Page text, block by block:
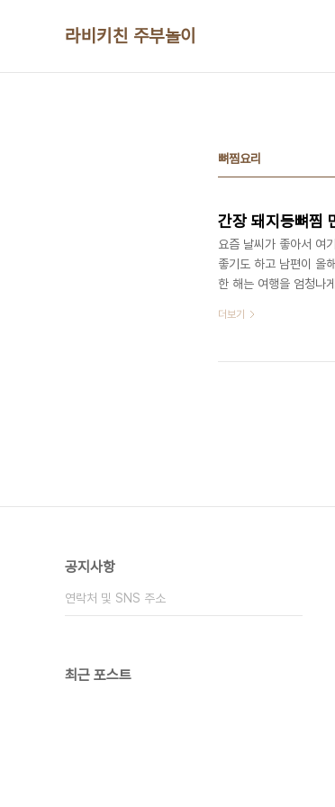
라비키친 주부놀이
뼈찜요리
간장 돼지등뼈찜
요즘 날씨가 좋아서 여
좋기도 하고 남편이 올
한 해는 여행을 엄청나
하나인데 6천원의 행
맛술 1/2컵, 간 마늘 2
더보기
공지사항
연락처 및 SNS 주소
최근 포스트